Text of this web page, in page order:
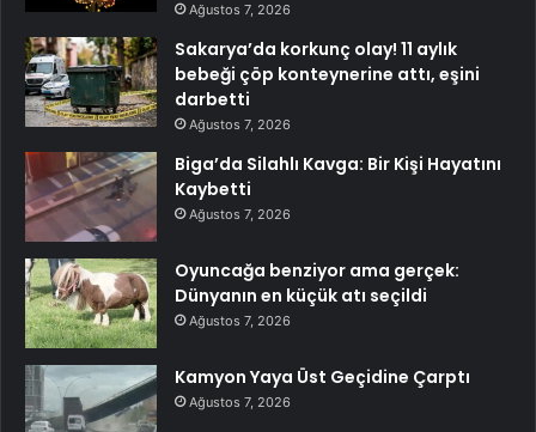
Ağustos 7, 2026
Sakarya’da korkunç olay! 11 aylık
bebeği çöp konteynerine attı, eşini
darbetti
Ağustos 7, 2026
Biga’da Silahlı Kavga: Bir Kişi Hayatını
Kaybetti
Ağustos 7, 2026
Oyuncağa benziyor ama gerçek:
Dünyanın en küçük atı seçildi
Ağustos 7, 2026
Kamyon Yaya Üst Geçidine Çarptı
Ağustos 7, 2026